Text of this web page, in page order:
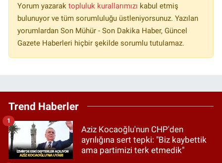
Yorum yazarak topluluk kurallarımızı kabul etmiş
bulunuyor ve tüm sorumluluğu üstleniyorsunuz. Yazılan
yorumlardan Son Mühür - Son Dakika Haber, Güncel
Gazete Haberleri hiçbir şekilde sorumlu tutulamaz.
Trend Haberler
Aziz Kocaoğlu'nun CHP'den
ayrılığına sert tepki: "Biz kaybettik
ama partimizi terk etmedik"
1